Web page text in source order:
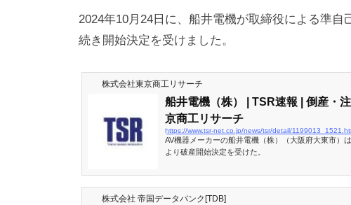
浅
見
行
2024年10月24日に、船井電機が取締役による準
続き開始決定を受けました。
株式会社東京商工リサーチ
船井電機（株） | TSR速報 | 倒産・
京商工リサーチ
https://www.tsr-net.co.jp/news/tsr/detail/
AV機器メーカーの船井電機（株）（大阪府大東市）
より破産開始決定を受けた。
株式会社 帝国データバンク[TDB]